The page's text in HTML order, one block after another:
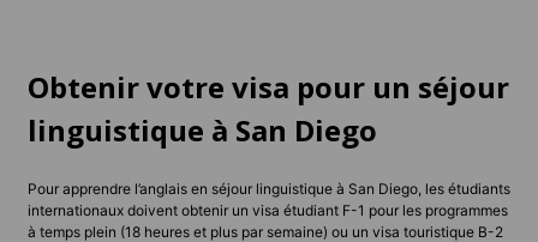
Obtenir votre visa pour un séjour
linguistique à San Diego
Pour apprendre l’anglais en séjour linguistique à San Diego, les étudiants
internationaux doivent obtenir un visa étudiant F-1 pour les programmes
à temps plein (18 heures et plus par semaine) ou un visa touristique B-2